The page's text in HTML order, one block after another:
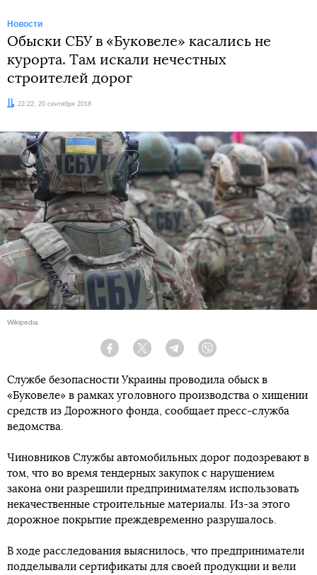
Новости
Обыски СБУ в «Буковеле» касались не
курорта. Там искали нечестных
строителей дорог
Дата:22:22, 20 сентября 2018
Wikipedia
Facebook Twitter Telegram
Службе безопасности Украины проводила обыск в
«Буковеле» в рамках уголовного производства о хищении
средств из Дорожного фонда, сообщает пресс-служба
ведомства.
Чиновников Службы автомобильных дорог подозревают в
том, что во время тендерных закупок с нарушением
закона они разрешили предпринимателям использовать
некачественные строительные материалы. Из-за этого
дорожное покрытие преждевременно разрушалось.
В ходе расследования выяснилось, что предприниматели
подделывали сертификаты для своей продукции и вели